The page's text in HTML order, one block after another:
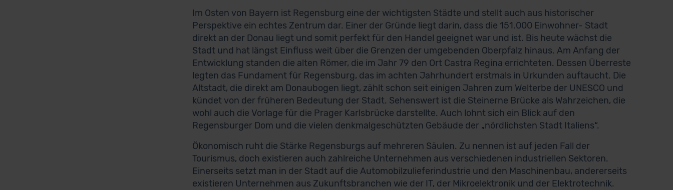
Im Osten von Bayern ist Regensburg eine der wichtigsten Städte und stellt auch aus historischer
Perspektive ein echtes Zentrum dar. Einer der Gründe liegt darin, dass die 151.000 Einwohner- Stadt
direkt an der Donau liegt und somit perfekt für den Handel geeignet war und ist. Bis heute wächst die
Stadt und hat längst Einfluss weit über die Grenzen der umgebenden Oberpfalz hinaus. Am Anfang der
Entwicklung standen die alten Römer, die im Jahr 79 den Ort Castra Regina errichteten. Dessen Überreste
legten das Fundament für Regensburg, das im achten Jahrhundert erstmals in Urkunden auftaucht. Die
Altstadt, die direkt am Donaubogen liegt, zählt schon seit einigen Jahren zum Welterbe der UNESCO und
kündet von der früheren Bedeutung der Stadt. Sehenswert ist die Steinerne Brücke als Wahrzeichen, die
wohl auch die Vorlage für die Prager Karlsbrücke darstellte. Auch lohnt sich ein Blick auf den
Regensburger Dom und die vielen denkmalgeschützten Gebäude der „nördlichsten Stadt Italiens“.
Ökonomisch ruht die Stärke Regensburgs auf mehreren Säulen. Zu nennen ist auf jeden Fall der
Tourismus, doch existieren auch zahlreiche Unternehmen aus verschiedenen industriellen Sektoren.
Einerseits setzt man in der Stadt auf die Automobilzulieferindustrie und den Maschinenbau, andererseits
existieren Unternehmen aus Zukunftsbranchen wie der IT, der Mikroelektronik und der Elektrotechnik.